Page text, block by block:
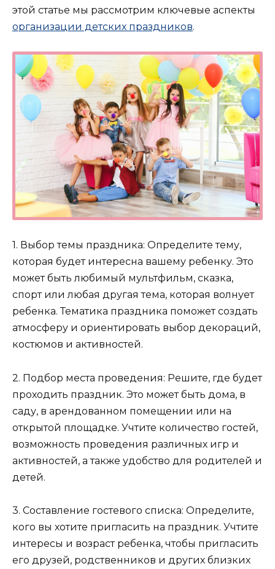
этой статье мы рассмотрим ключевые аспекты
организации детских праздников.
1. Выбор темы праздника: Определите тему,
которая будет интересна вашему ребенку. Это
может быть любимый мультфильм, сказка,
спорт или любая другая тема, которая волнует
ребенка. Тематика праздника поможет создать
атмосферу и ориентировать выбор декораций,
костюмов и активностей.
2. Подбор места проведения: Решите, где будет
проходить праздник. Это может быть дома, в
саду, в арендованном помещении или на
открытой площадке. Учтите количество гостей,
возможность проведения различных игр и
активностей, а также удобство для родителей и
детей.
3. Составление гостевого списка: Определите,
кого вы хотите пригласить на праздник. Учтите
интересы и возраст ребенка, чтобы пригласить
его друзей, родственников и других близких